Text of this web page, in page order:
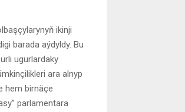
ikinji
barada aýdyldy. Bu
ugurlardaky
ara alnyp
hem birnäçe
parlamentara